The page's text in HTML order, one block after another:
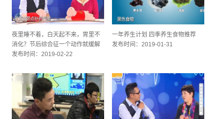
夜里睡不着，白天起不来，胃里不
消化？节后综合征一个动作就缓解
发布时间：2019-02-22
一年养生计划 四季养生食物推荐
发布时间：2019-01-31